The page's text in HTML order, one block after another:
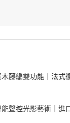
木藤編雙功能｜法
能聲控光影藝術｜進